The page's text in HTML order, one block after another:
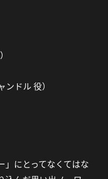
ドル 役）
」にとってなくてはな